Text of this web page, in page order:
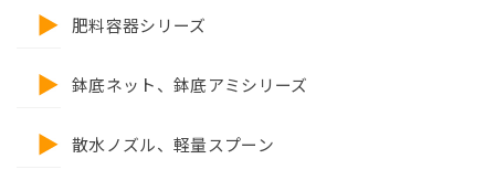
肥料容器シリーズ
鉢底ネット、鉢底アミシリーズ
散水ノズル、軽量スプーン